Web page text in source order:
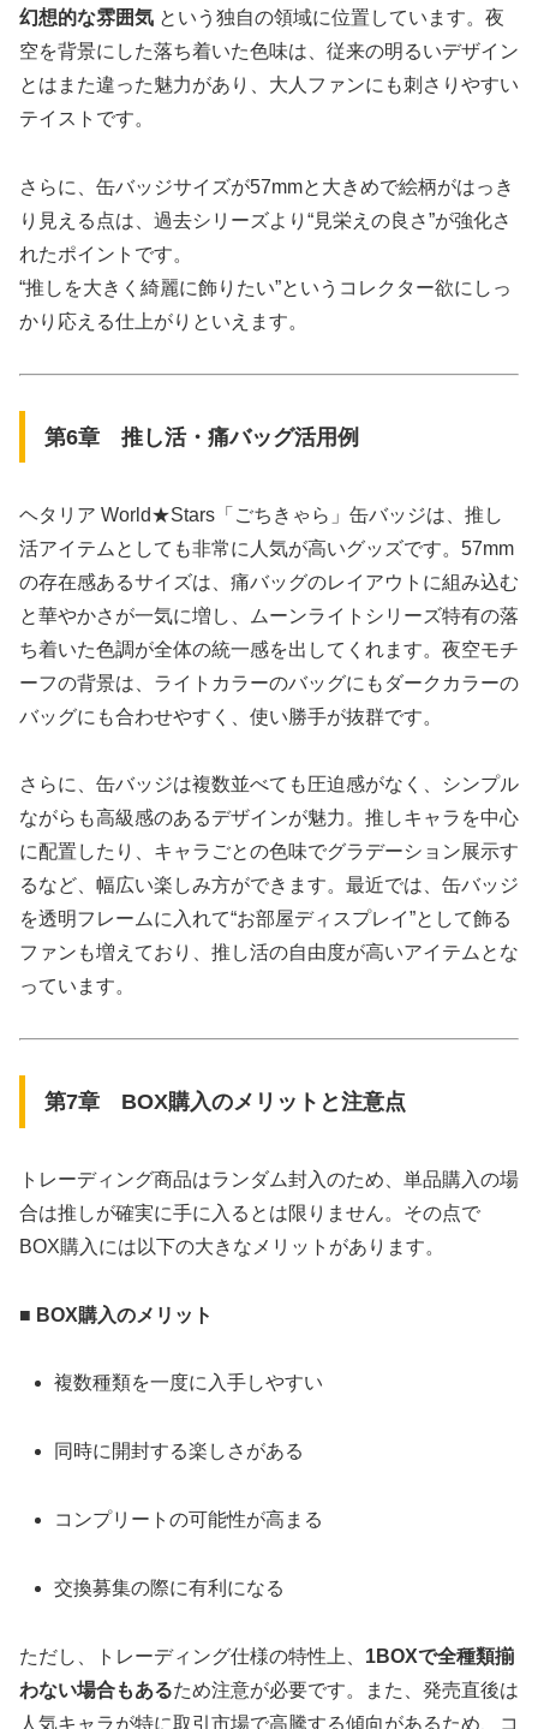
幻想的な雰囲気 という独自の領域に位置しています。夜
空を背景にした落ち着いた色味は、従来の明るいデザイン
とはまた違った魅力があり、大人ファンにも刺さりやすい
テイストです。
さらに、缶バッジサイズが57mmと大きめで絵柄がはっき
り見える点は、過去シリーズより“見栄えの良さ”が強化さ
れたポイントです。
“推しを大きく綺麗に飾りたい”というコレクター欲にしっ
かり応える仕上がりといえます。
第6章 推し活・痛バッグ活用例
ヘタリア World★Stars「ごちきゃら」缶バッジは、推し
活アイテムとしても非常に人気が高いグッズです。57mm
の存在感あるサイズは、痛バッグのレイアウトに組み込む
と華やかさが一気に増し、ムーンライトシリーズ特有の落
ち着いた色調が全体の統一感を出してくれます。夜空モチ
ーフの背景は、ライトカラーのバッグにもダークカラーの
バッグにも合わせやすく、使い勝手が抜群です。
さらに、缶バッジは複数並べても圧迫感がなく、シンプル
ながらも高級感のあるデザインが魅力。推しキャラを中心
に配置したり、キャラごとの色味でグラデーション展示す
るなど、幅広い楽しみ方ができます。最近では、缶バッジ
を透明フレームに入れて“お部屋ディスプレイ”として飾る
ファンも増えており、推し活の自由度が高いアイテムとな
っています。
第7章 BOX購入のメリットと注意点
トレーディング商品はランダム封入のため、単品購入の場
合は推しが確実に手に入るとは限りません。その点で
BOX購入には以下の大きなメリットがあります。
■ BOX購入のメリット
複数種類を一度に入手しやすい
同時に開封する楽しさがある
コンプリートの可能性が高まる
交換募集の際に有利になる
ただし、トレーディング仕様の特性上、 1BOXで全種類揃
わない場合もあるため注意が必要です。また、発売直後は
人気キャラが特に取引市場で高騰する傾向があるため、コ